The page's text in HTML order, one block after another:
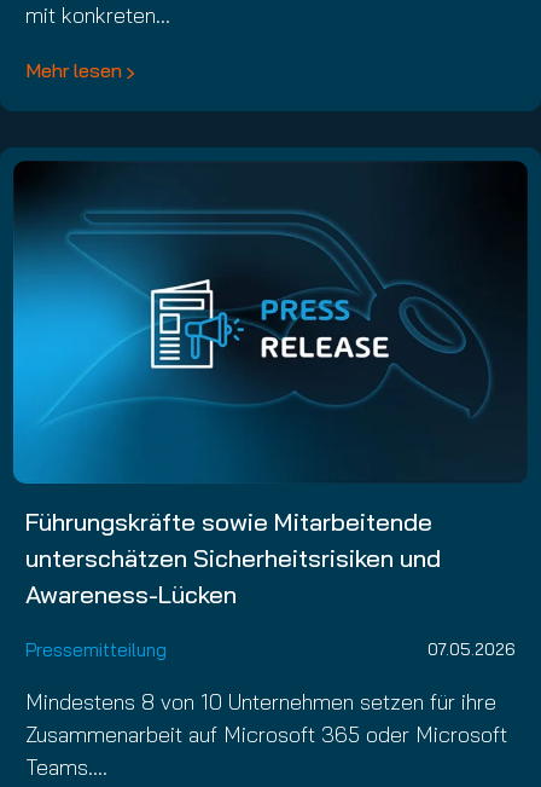
mit konkreten…
Mehr lesen
Führungskräfte sowie Mitarbeitende
unterschätzen Sicherheitsrisiken und
Awareness-Lücken
Pressemitteilung 07.05.2026
Mindestens 8 von 10 Unternehmen setzen für ihre
Zusammenarbeit auf Microsoft 365 oder Microsoft
Teams.…